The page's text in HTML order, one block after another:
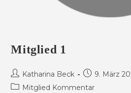
Mitglied 1
Beitrags-
Autor:
Katharina Beck
Beitrag
veröffentlicht:
9. März
Beitrags-
Mitglied Kommentar